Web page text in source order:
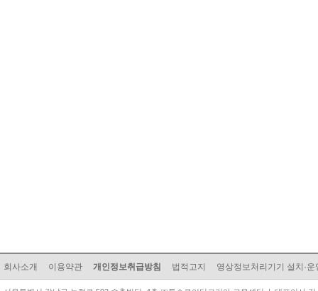
회사소개 이용약관 개인정보취급방침 법적고지 영상정보처리기기 설치·운